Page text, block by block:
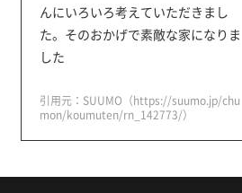
んにいろいろ考えていただきまし
た。そのおかげで素敵な家になりま
した
引用元：SUUMO（https://suumo.jp/chu
mon/koumuten/rn_142773/）